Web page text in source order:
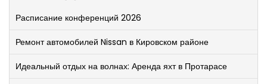
Расписание конференций 2026
Ремонт автомобилей Nissan в Кировском районе
Идеальный отдых на волнах: Аренда яхт в Протарасе